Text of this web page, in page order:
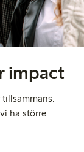
impact
ha större